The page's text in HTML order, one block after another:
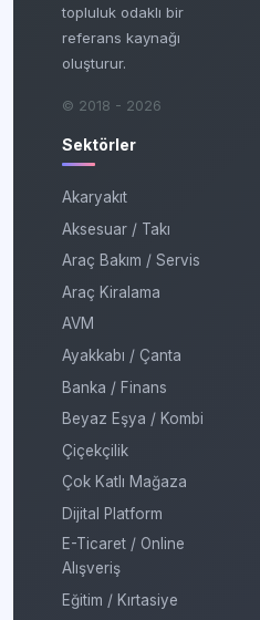
topluluk odaklı bir
referans kaynağı
oluşturur.
© 2018 - 2026
Sektörler
Akaryakıt
Aksesuar / Takı
Araç Bakım / Servis
Araç Kiralama
AVM
Ayakkabı / Çanta
Banka / Finans
Beyaz Eşya / Kombi
Çiçekçilik
Çok Katlı Mağaza
Dijital Platform
E-Ticaret / Online
Alışveriş
Eğitim / Kırtasiye